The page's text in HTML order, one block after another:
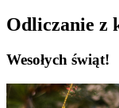
Odliczanie z
Wesołych świąt!